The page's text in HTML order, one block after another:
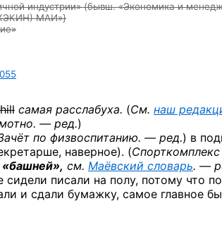
индустрии» (бывш. «Экономика и
МАИ»}
самая расслабуха. (См. наш
— ред.)
по физвоспитанию. — ред.) в
наверное). (
«башней», см. Маёвский словарь. —
писали на полу, потому что
и сдали бумажку, самое главное